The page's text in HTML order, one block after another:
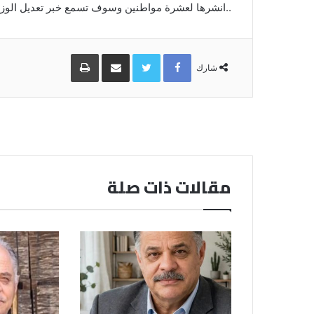
..انشرها لعشرة مواطنين وسوف تسمع خبر تعديل
شارك
Facebook
Twitterمشاركة
البريد
طباعة
مقالات ذات صلة